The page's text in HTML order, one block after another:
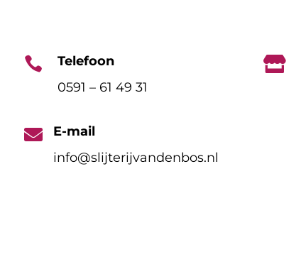

Telefoon
0591 – 61 49 31

E-mail
info@slijterijvandenbos.nl
